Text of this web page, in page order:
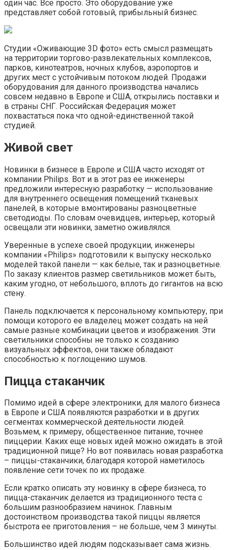
один час. Все просто. Это оборудование уже
представляет собой готовый, прибыльный бизнес.
Студии «Оживающие 3D фото» есть смысл размещать
на территории торгово-развлекательных комплексов,
парков, кинотеатров, ночных клубов, аэропортов и
других мест с устойчивым потоком людей. Продажи
оборудования для данного производства начались
совсем недавно в Европе и США, открылись поставки и
в страны СНГ. Российская Федерация может
похвастаться пока что одной-единственной такой
студией.
Живой свет
Новинки в бизнесе в Европе и США часто исходят от
компании Philips. Вот и в этот раз ее инженеры
предложили интересную разработку — использование
для внутреннего освещения помещений тканевых
панелей, в которые вмонтированы разноцветные
светодиоды. По словам очевидцев, интерьер, который
освещали эти новинки, заметно оживлялся.
Уверенные в успехе своей продукции, инженеры
компании «Philips» подготовили к выпуску несколько
моделей такой панели — как белые, так и разноцветные.
По заказу клиентов размер светильников может быть,
каким угодно, от небольшого, вплоть до гигантов на всю
стену.
Панель подключается к персональному компьютеру, при
помощи которого ее владелец может создать на ней
самые разные комбинации цветов и изображения. Эти
светильники способны не только к созданию
визуальных эффектов, они также обладают
способностью к поглощению шумов.
Пицца стаканчик
Помимо идей в сфере электроники, для малого бизнеса
в Европе и США появляются разработки и в других
сегментах коммерческой деятельности людей.
Возьмем, к примеру, общественное питание, точнее
пиццерии. Каких еще новых идей можно ожидать в этой
традиционной пище? Но вот появилась новая разработка
– пиццы-стаканчики, благодаря которой наметилось
появление сети точек по их продаже.
Если кратко описать эту новинку в сфере бизнеса, то
пицца-стаканчик делается из традиционного теста с
большим разнообразием начинок. Главным
достоинством производства такой пиццы является
быстрота ее приготовления – не больше, чем 3 минуты.
Большинство идей людям подсказывает сама жизнь.